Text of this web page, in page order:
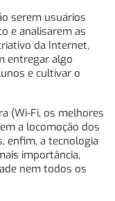
serem usuários
e analisarem as
da Internet,
entregar algo
e cultivar o
(Wi-Fi, os melhores
a locomoção dos
enfim, a tecnologia
importância,
nem todos os